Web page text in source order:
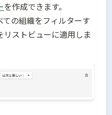
を作成できます。
の組織をフィルターす
ストビューに適用しま